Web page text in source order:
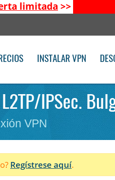
limitada >>
INSTALAR VPN
IPSec.
VPN
Regístrese aquí.